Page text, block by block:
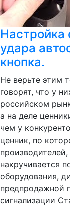
Настройка
удара
кнопка.
Не верьте этим
говорят, что у
российском
а на деле
чем у
ценник, по
накручивается
оборудования,
предпродажной
сигнализации